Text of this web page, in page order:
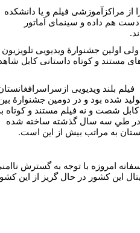
از مراكزآموزشى فيلم و يا دانشكده
هم داده و سينماى آماتور
اولين جشنوارۀ ويديويى تلويزيون
مستند و كوتاه داستانى كابل
بلند ويديويى
شده بود و در دومين جشنوارۀ
كابل شصت و نه فيلم مستند و كوتاه
در طي سه سال گذشته ساخته شده
به مراتب بيش از اين است.
امروزه با توجه به گسترش
اين كشور در حال گريز از اين